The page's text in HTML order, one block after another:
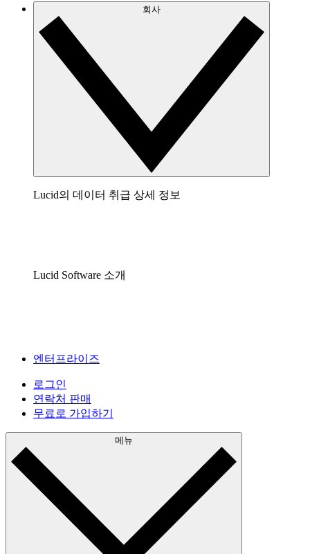
회사
Lucid의 데이터 취급 상세 정보
Lucid Software 소개
엔터프라이즈
로그인
연락처 판매
무료로 가입하기
메뉴